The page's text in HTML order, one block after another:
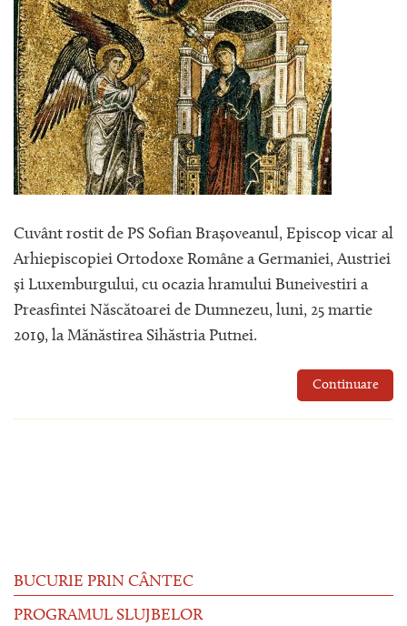
Cuvânt rostit de PS Sofian Brașoveanul, Episcop vicar al
Arhiepiscopiei Ortodoxe Române a Germaniei, Austriei
și Luxemburgului, cu ocazia hramului Buneivestiri a
Preasfintei Născătoarei de Dumnezeu, luni, 25 martie
2019, la Mănăstirea Sihăstria Putnei.
Continuare
BUCURIE PRIN CÂNTEC
PROGRAMUL SLUJBELOR